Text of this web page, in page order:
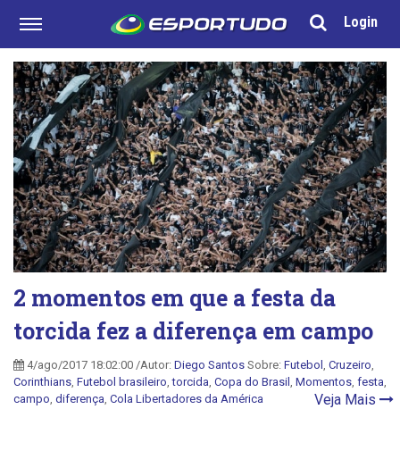
Login
2 momentos em que a festa da
torcida fez a diferença em campo
4/ago/2017 18:02:00 /Autor: Diego Santos Sobre: Futebol Cruzeiro
Corinthians Futebol brasileiro ,torcida Copa do Brasil Momentos festa
campo diferença Cola Libertadores da América Veja Mais